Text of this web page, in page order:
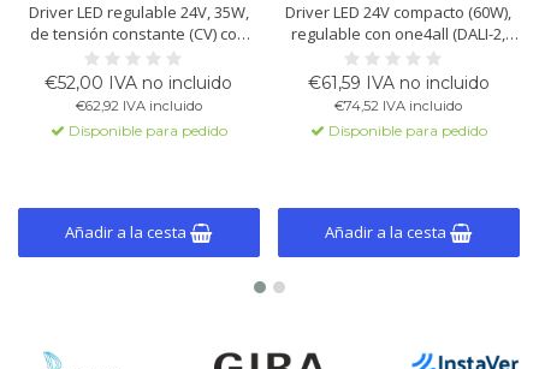
Driver LED regulable 24V, 35W,
de tensión constante (CV) con
tensión de entrada de 230Vac.
Con interfaz one4all (DALI-2, DSI,
switchDIM, corridorFUNCTION),
para iluminación de emergencia,
€52,00 IVA no incluido
€62,92 IVA incluido
Disponible para pedido
Añadir a la cesta
Driver LED 24V compacto (60W),
regulable con one4all (DALI-2,
DSI, switchDIM), para tiras LED
flexibles, con NFC y apto para
emergencia. Incluye alivio de
€61,59 IVA no incluido
€74,52 IVA incluido
Disponible para pedido
Añadir a la cesta